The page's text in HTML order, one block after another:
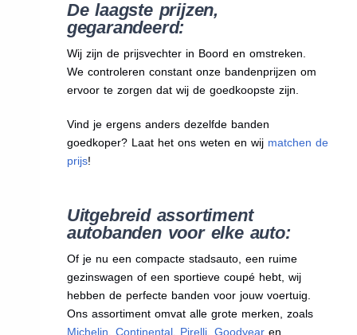
De laagste prijzen,
gegarandeerd:
Wij zijn de prijsvechter in Boord en omstreken.
We controleren constant onze bandenprijzen om
ervoor te zorgen dat wij de goedkoopste zijn.
Vind je ergens anders dezelfde banden
goedkoper? Laat het ons weten en wij matchen de
prijs!
Uitgebreid assortiment
autobanden voor elke auto:
Of je nu een compacte stadsauto, een ruime
gezinswagen of een sportieve coupé hebt, wij
hebben de perfecte banden voor jouw voertuig.
Ons assortiment omvat alle grote merken, zoals
Michelin, Continental, Pirelli, Goodyearen